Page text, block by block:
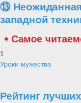
⑬
западной
Самое
1
Уроки мужества
Рейтинг